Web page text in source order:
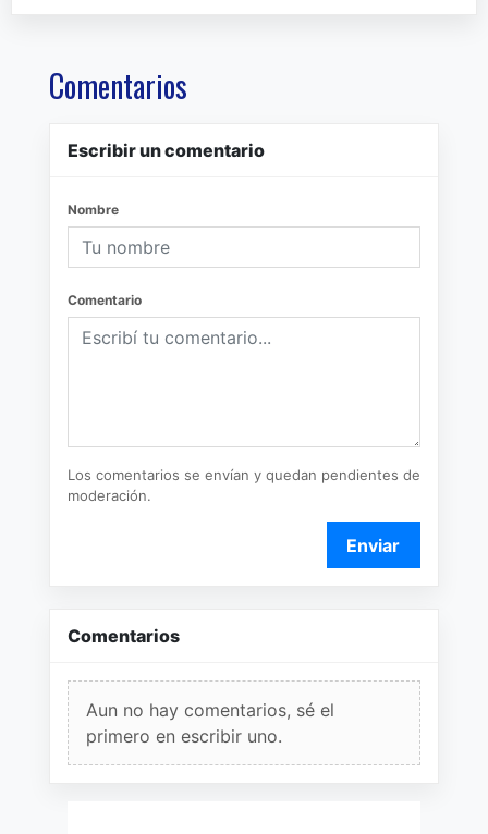
Comentarios
Escribir un comentario
Nombre
Comentario
Los comentarios se envían y quedan pendientes de
moderación.
Enviar
Comentarios
Aun no hay comentarios, sé el
primero en escribir uno.